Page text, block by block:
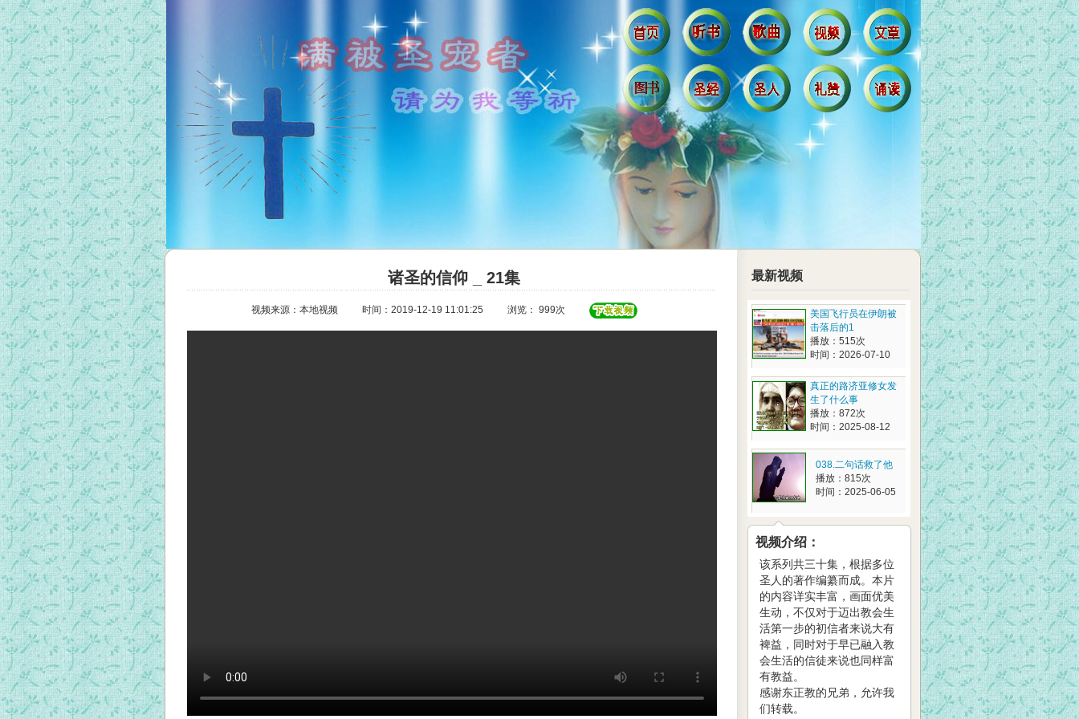
诸圣的信仰 _ 21集
视频来源：本地视频 时间：2019-12-19 11:01:25 浏览： 999次
最新视频
美国飞行员在伊朗被
击落后的1
播放：515次
时间：2026-07-10
真正的路济亚修女发
生了什么事
播放：872次
时间：2025-08-12
038.二句话救了他
播放：815次
时间：2025-06-05
视频介绍：
该系列共三十集，根据多位
圣人的著作编纂而成。本片
的内容详实丰富，画面优美
生动，不仅对于迈出教会生
活第一步的初信者来说大有
裨益，同时对于早已融入教
会生活的信徒来说也同样富
有教益。
感谢东正教的兄弟，允许我
们转载。